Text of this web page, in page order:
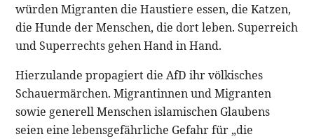
würden Migranten die Haustiere essen, die Katzen,
die Hunde der Menschen, die dort leben. Superreich
und Superrechts gehen Hand in Hand.
Hierzulande propagiert die AfD ihr völkisches
Schauermärchen. Migrantinnen und Migranten
sowie generell Menschen islamischen Glaubens
seien eine lebensgefährliche Gefahr für „die